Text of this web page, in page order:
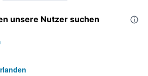
unsere Nutzer suchen